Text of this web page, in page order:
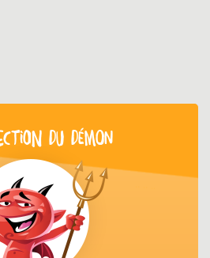
DU DÉMON